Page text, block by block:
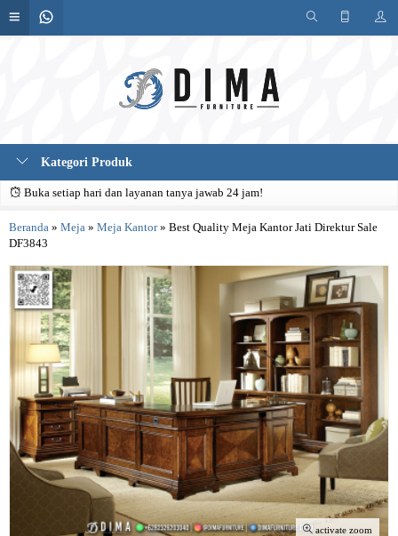
Kategori Produk
Buka setiap hari dan layanan tanya jawab 24 jam!
Beranda » Meja » Meja Kantor» Best Quality Meja Kantor Jati Direktur Sale
DF3843
activate zoom